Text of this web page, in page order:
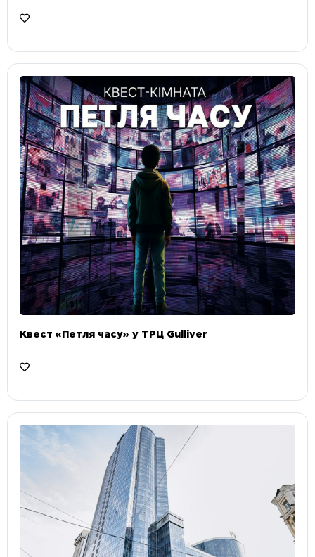
Квест «Петля часу» у ТРЦ Gulliver